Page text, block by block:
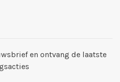
en ontvang de laatste